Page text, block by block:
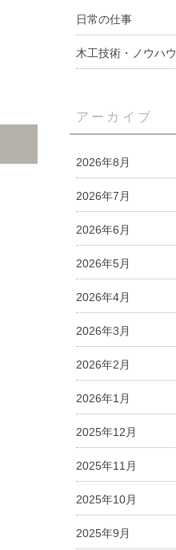
日常の仕事
木工技術・ノウハウ
アーカイブ
2026年8月
2026年7月
2026年6月
2026年5月
2026年4月
2026年3月
2026年2月
2026年1月
2025年12月
2025年11月
2025年10月
2025年9月